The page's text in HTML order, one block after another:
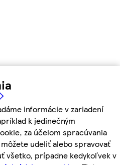
informácie v zariadení
k jedinečným
za účelom spracúvania
udeliť alebo spravovať
všetko, prípadne kedykoľvek v